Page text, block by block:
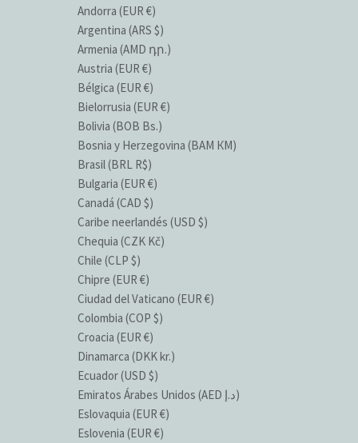
Andorra (EUR €)
Argentina (ARS $)
Armenia (AMD դր.)
Austria (EUR €)
Bélgica (EUR €)
Bielorrusia (EUR €)
Bolivia (BOB Bs.)
Bosnia y Herzegovina (BAM КМ)
Brasil (BRL R$)
Bulgaria (EUR €)
Canadá (CAD $)
Caribe neerlandés (USD $)
Chequia (CZK Kč)
Chile (CLP $)
Chipre (EUR €)
Ciudad del Vaticano (EUR €)
Colombia (COP $)
Croacia (EUR €)
Dinamarca (DKK kr.)
Ecuador (USD $)
Emiratos Árabes Unidos (AED د.إ)
Eslovaquia (EUR €)
Eslovenia (EUR €)